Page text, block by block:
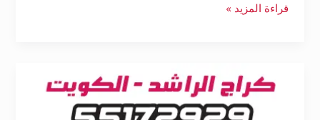
قراءة المزيد »
تبديل